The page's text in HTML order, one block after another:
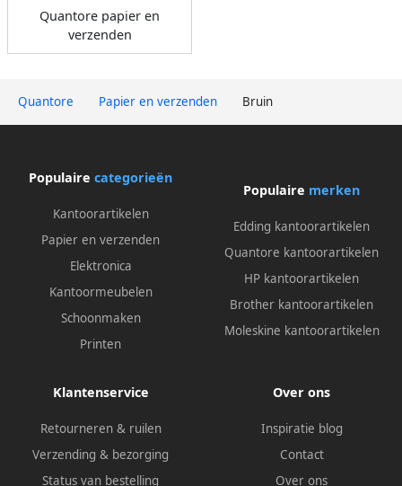
Quantore Papier en verzenden Bruin
Quantore papier en
verzenden
Populaire categorieën
Kantoorartikelen
Papier en verzenden
Elektronica
Kantoormeubelen
Schoonmaken
Printen
Populaire merken
Edding kantoorartikelen
Quantore kantoorartikelen
HP kantoorartikelen
Brother kantoorartikelen
Moleskine kantoorartikelen
Klantenservice
Retourneren & ruilen
Verzending & bezorging
Status van bestelling
Over ons
Inspiratie blog
Contact
Over ons